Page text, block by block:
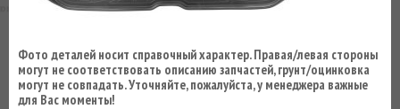
Фото деталей носит справочный характер. Правая/левая стороны
могут не соответствовать описанию запчастей, грунт/оцинковка
могут не совпадать. Уточняйте, пожалуйста, у менеджера важные
для Вас моменты!